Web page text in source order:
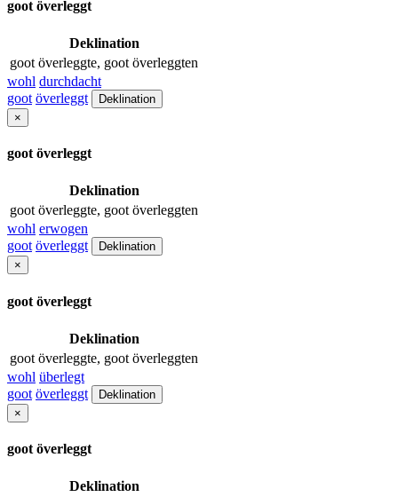
goot överleggt
Deklination
goot överleggte, goot överleggten
wohl durchdacht
goot överleggt
Deklination
×
goot överleggt
Deklination
goot överleggte, goot överleggten
wohl erwogen
goot överleggt
Deklination
×
goot överleggt
Deklination
goot överleggte, goot överleggten
wohl überlegt
goot överleggt
Deklination
×
goot överleggt
Deklination